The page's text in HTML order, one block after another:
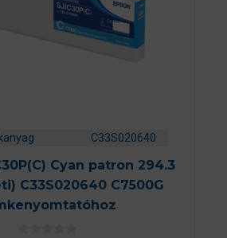
C33S020640
Cyan patron 294.3
C33S020640 C7500G